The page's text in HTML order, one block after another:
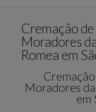
Cremação
Moradores
Romea em
Moradores
em